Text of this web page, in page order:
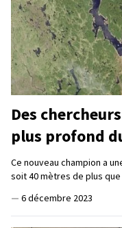
Des
plus profond
Ce nouveau champion a
soit 40 mètres de plus
— 6 décembre 2023